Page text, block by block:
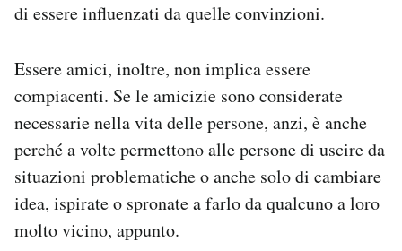
di essere influenzati da quelle convinzioni.
Essere amici, inoltre, non implica essere
compiacenti. Se le amicizie sono considerate
necessarie nella vita delle persone, anzi, è anche
perché a volte permettono alle persone di uscire da
situazioni problematiche o anche solo di cambiare
idea, ispirate o spronate a farlo da qualcuno a loro
molto vicino, appunto.